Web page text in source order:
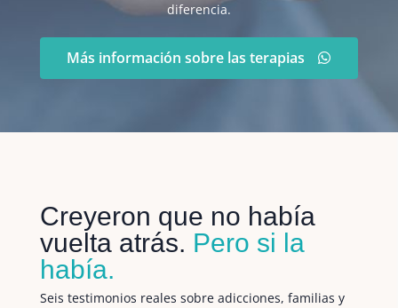
diferencia.
Más información sobre las terapias
Creyeron que no había
vuelta atrás. Pero si la
había.
Seis testimonios reales sobre adicciones, familias y